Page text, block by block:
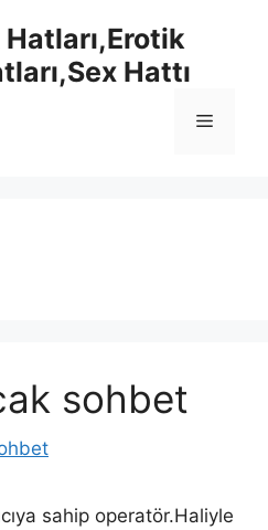
Hattı
Menü
sohbet
sahip operatör.Haliyle